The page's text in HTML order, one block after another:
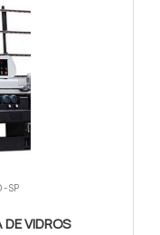
- SP
VIDROS